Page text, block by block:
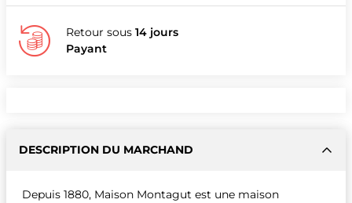
Retour sous 14 jours
Payant
DESCRIPTION DU MARCHAND
Depuis 1880, Maison Montagut est une maison